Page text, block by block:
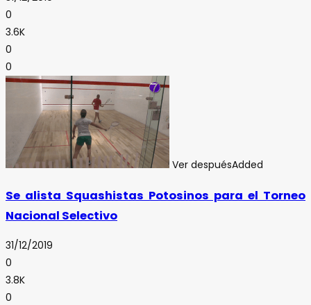
0
3.6K
0
0
Ver despuésAdded
Se alista Squashistas Potosinos para el Torneo
Nacional Selectivo
31/12/2019
0
3.8K
0